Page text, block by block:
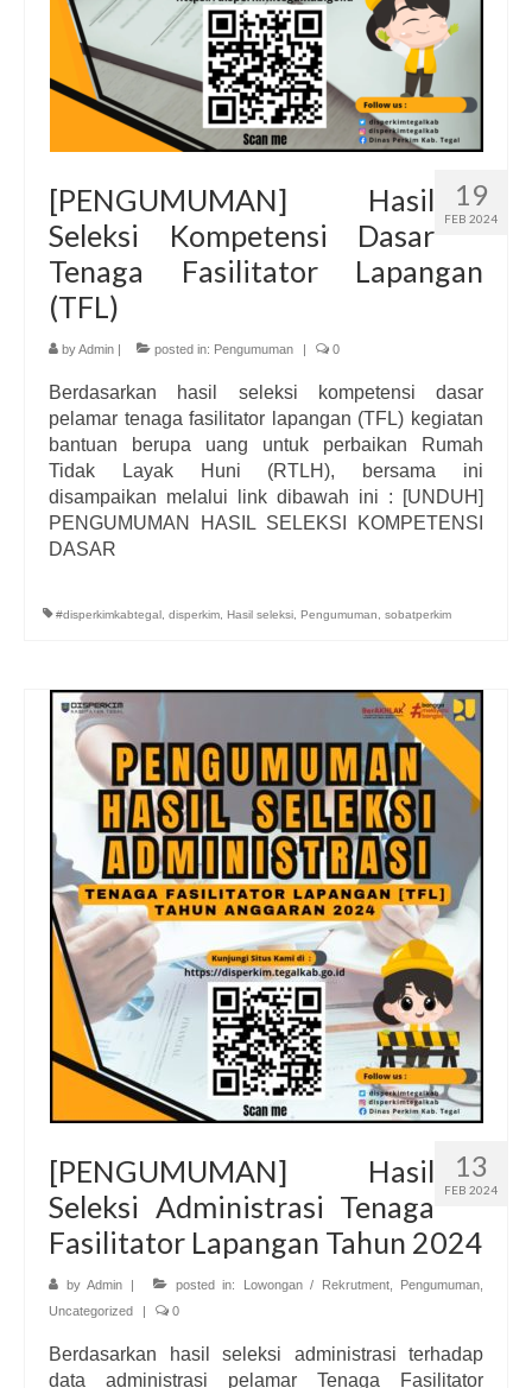
19
FEB 2024
[PENGUMUMAN] Hasil
Seleksi Kompetensi Dasar
Tenaga Fasilitator Lapangan
(TFL)
byAdmin posted in: Pengumuman 0
Berdasarkan hasil seleksi kompetensi dasar
pelamar tenaga fasilitator lapangan (TFL) kegiatan
bantuan berupa uang untuk perbaikan Rumah
Tidak Layak Huni (RTLH), bersama ini
disampaikan melalui link dibawah ini : [UNDUH]
PENGUMUMAN HASIL SELEKSI KOMPETENSI
DASAR
#disperkimkabtegal, disperkim, Hasil seleksi, Pengumuman, sobatperkim
13
FEB 2024
[PENGUMUMAN] Hasil
Seleksi Administrasi Tenaga
Fasilitator Lapangan Tahun 2024
by Admin posted in: Lowongan / Rekrutment, Pengumuman
Uncategorized
0
Berdasarkan hasil seleksi administrasi terhadap
data administrasi pelamar Tenaga Fasilitator